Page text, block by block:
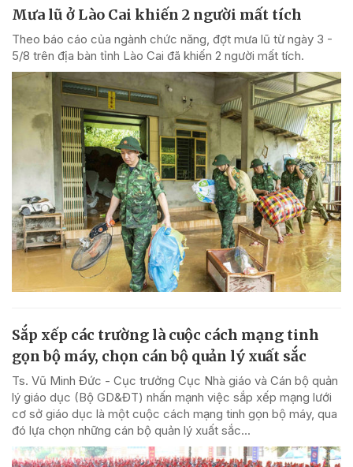
Mưa lũ ở Lào Cai khiến 2 người mất tích
Theo báo cáo của ngành chức năng, đợt mưa lũ từ ngày 3 -
5/8 trên địa bàn tỉnh Lào Cai đã khiến 2 người mất tích.
Sắp xếp các trường là cuộc cách mạng tinh
gọn bộ máy, chọn cán bộ quản lý xuất sắc
Ts. Vũ Minh Đức - Cục trưởng Cục Nhà giáo và Cán bộ quản
lý giáo dục (Bộ GD&ĐT) nhấn mạnh việc sắp xếp mạng lưới
cơ sở giáo dục là một cuộc cách mạng tinh gọn bộ máy, qua
đó lựa chọn những cán bộ quản lý xuất sắc...